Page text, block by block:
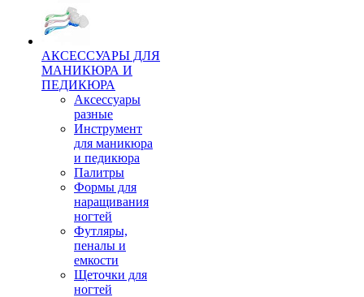
АКСЕССУАРЫ ДЛЯ
МАНИКЮРА И
ПЕДИКЮРА
Аксессуары
разные
Инструмент
для маникюра
и педикюра
Палитры
Формы для
наращивания
ногтей
Футляры,
пеналы и
емкости
Щеточки для
ногтей